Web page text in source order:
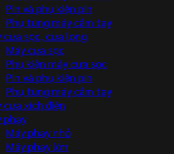
Pin và phụ kiện pin
Phụ tùng máy cầm tay
cưa sọc, cưa lọng
Máy cưa sọc
Phụ kiện máy cưa sọc
Pin và phụ kiện pin
Phụ tùng máy cầm tay
cưa xích điện
phay
Máy phay nhỏ
Máy phay lớn